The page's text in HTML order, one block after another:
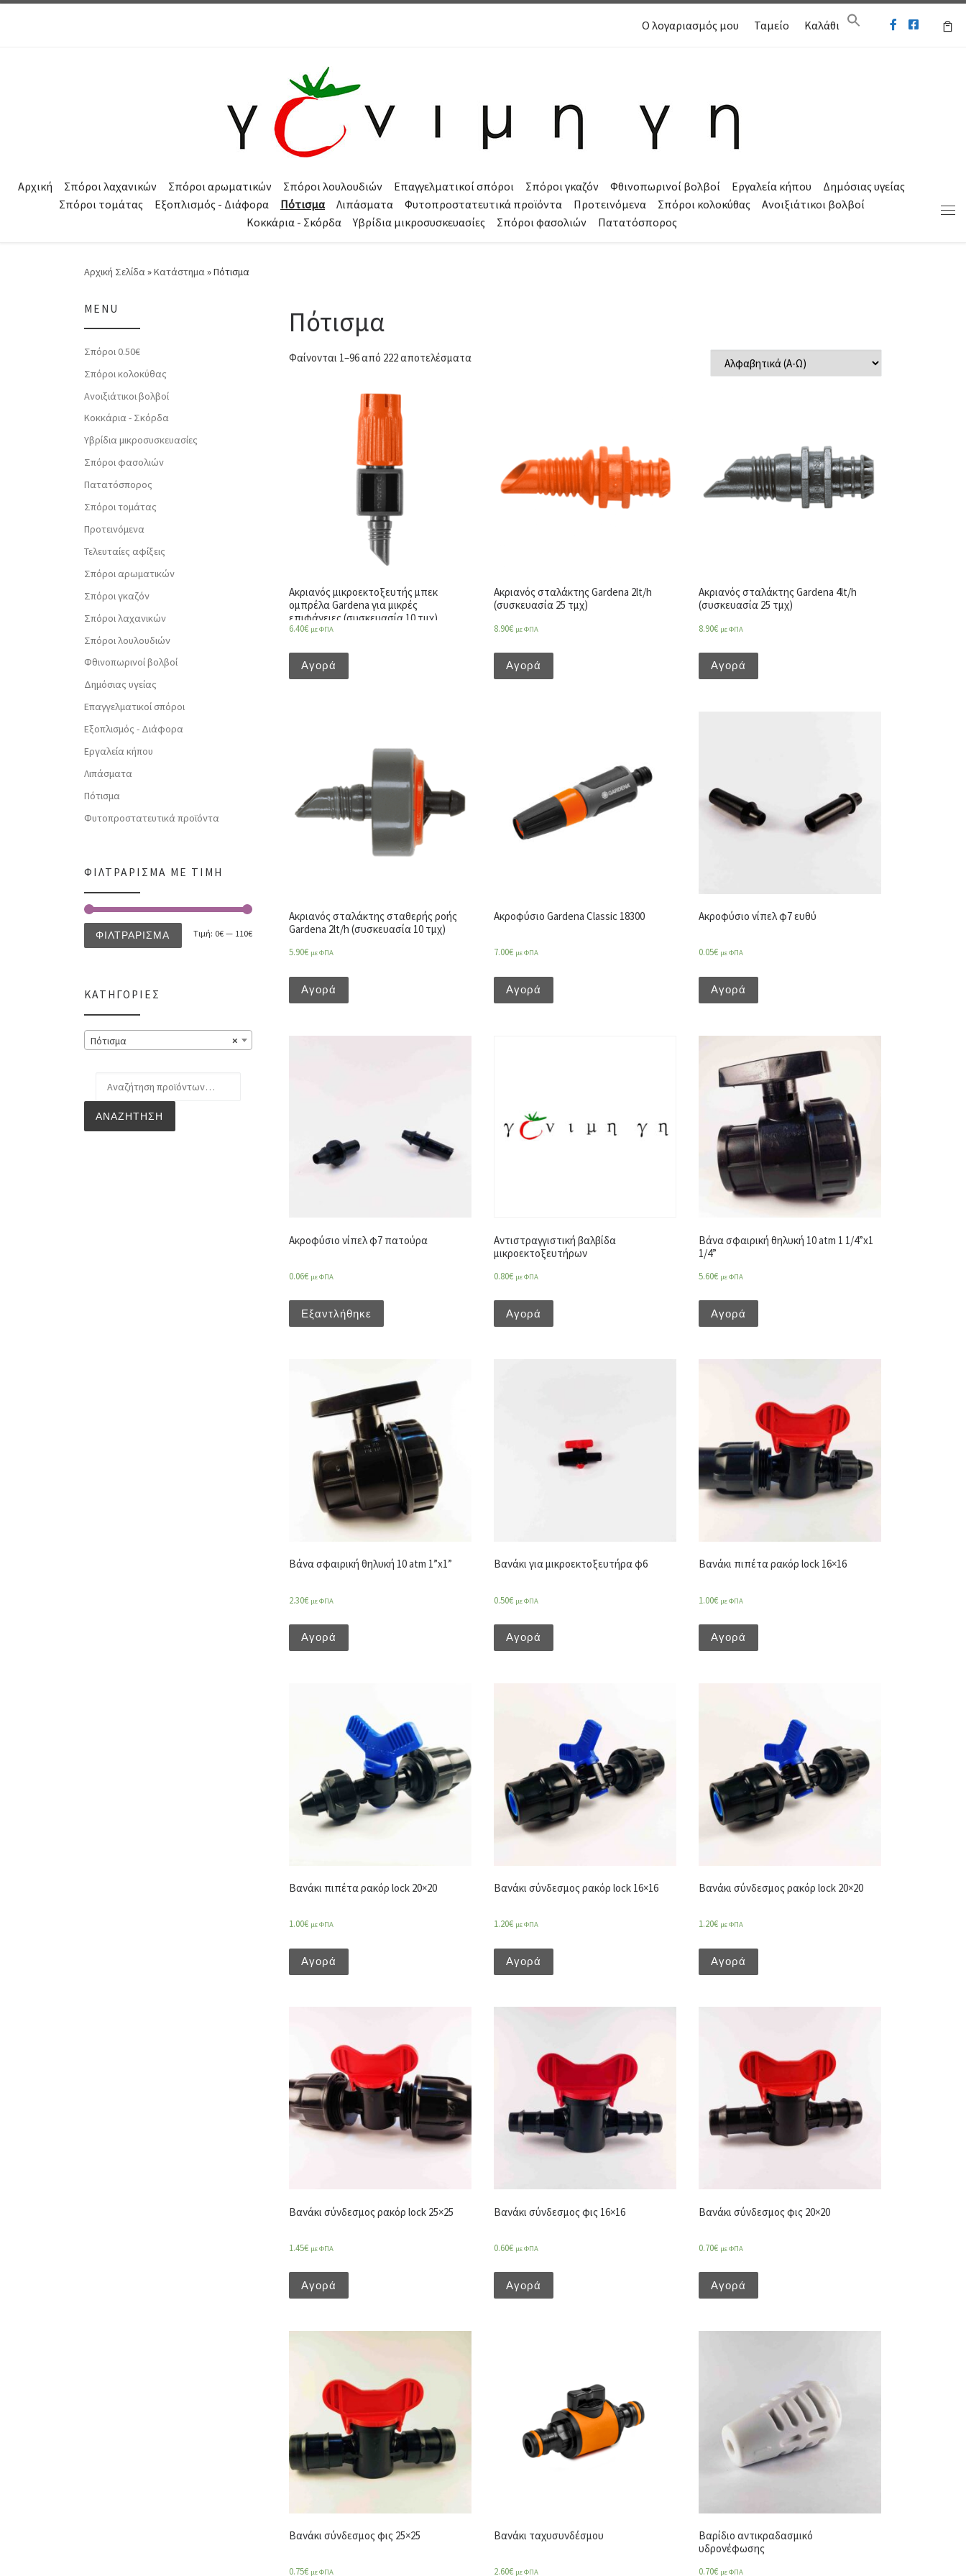
Ο λογαριασμός μου Ταμείο Καλάθι
Αρχική Σπόροι λαχανικών Σπόροι αρωματικών Σπόροι λουλουδιών Επαγγελματικοί σπόροι Σπόροι γκαζόν Φθινοπωρινοί βολβοί Εργαλεία κήπου
Δημόσιας υγείας
Σπόροι τομάτας
Εξοπλισμός - Διάφορα Πότισμα Λιπάσματα Φυτοπροστατευτικά προϊόντα Προτεινόμενα Σπόροι κολοκύθας
Ανοιξιάτικοι βολβοί
Κοκκάρια - Σκόρδα
Υβρίδια μικροσυσκευασίες Σπόροι φασολιών Πατατόσπορος
Αρχική Σελίδα »Κατάστημα »Πότισμα
Πότισμα
Φαίνονται 1–96 από 222 αποτελέσματα
Ακριανός μικροεκτοξευτής μπεκ
ομπρέλα Gardena για μικρές
επιφάνειες (συσκευασία 10 τμχ)
6.40€ με ΦΠΑ
Αγορά
Ακριανός σταλάκτης Gardena 2lt/h
(συσκευασία 25 τμχ)
8.90€ με ΦΠΑ
Αγορά
Ακριανός σταλάκτης Gardena 4lt/h
(συσκευασία 25 τμχ)
8.90€ με ΦΠΑ
Αγορά
Ακριανός σταλάκτης σταθερής ροής
Gardena 2lt/h (συσκευασία 10 τμχ)
5.90€ με ΦΠΑ
Αγορά
Ακροφύσιο Gardena Classic 18300
7.00€ με ΦΠΑ
Αγορά
Ακροφύσιο νίπελ φ7 ευθύ
0.05€ με ΦΠΑ
Αγορά
Ακροφύσιο νίπελ φ7 πατούρα
0.06€ με ΦΠΑ
Εξαντλήθηκε
Αντιστραγγιστική βαλβίδα
μικροεκτοξευτήρων
0.80€ με ΦΠΑ
Αγορά
Βάνα σφαιρική θηλυκή 10 atm 1 1/4”x1
1/4”
5.60€ με ΦΠΑ
Αγορά
Βάνα σφαιρική θηλυκή 10 atm 1”x1”
2.30€ με ΦΠΑ
Αγορά
Βανάκι για μικροεκτοξευτήρα φ6
0.50€ με ΦΠΑ
Αγορά
Βανάκι πιπέτα ρακόρ lock 16×16
1.00€ με ΦΠΑ
Αγορά
Βανάκι πιπέτα ρακόρ lock 20×20
1.00€ με ΦΠΑ
Αγορά
Βανάκι σύνδεσμος ρακόρ lock 16×16
1.20€ με ΦΠΑ
Αγορά
Βανάκι σύνδεσμος ρακόρ lock 20×20
1.20€ με ΦΠΑ
Αγορά
Βανάκι σύνδεσμος ρακόρ lock 25×25
1.45€ με ΦΠΑ
Αγορά
Βανάκι σύνδεσμος φις 16×16
0.60€ με ΦΠΑ
Αγορά
Βανάκι σύνδεσμος φις 20×20
0.70€ με ΦΠΑ
Αγορά
Βανάκι σύνδεσμος φις 25×25
0.75€ με ΦΠΑ
Βανάκι ταχυσυνδέσμου
2.60€ με ΦΠΑ
Βαρίδιο αντικραδασμικό
υδρονέφωσης
0.70€ με ΦΠΑ
MENU
Σπόροι 0.50€
Σπόροι κολοκύθας
Ανοιξιάτικοι βολβοί
Κοκκάρια - Σκόρδα
Υβρίδια μικροσυσκευασίες
Σπόροι φασολιών
Πατατόσπορος
Σπόροι τομάτας
Προτεινόμενα
Τελευταίες αφίξεις
Σπόροι αρωματικών
Σπόροι γκαζόν
Σπόροι λαχανικών
Σπόροι λουλουδιών
Φθινοπωρινοί βολβοί
Δημόσιας υγείας
Επαγγελματικοί σπόροι
Εξοπλισμός - Διάφορα
Εργαλεία κήπου
Λιπάσματα
Πότισμα
Φυτοπροστατευτικά προϊόντα
ΦΙΛΤΡΆΡΙΣΜΑ ΜΕ ΤΙΜΉ
ΦΙΛΤΡΆΡΙΣΜΑ Τιμή: 0€ — 110€
ΚΑΤΗΓΟΡΊΕΣ
×
Πότισμα
ΑΝΑΖΉΤΗΣΗ